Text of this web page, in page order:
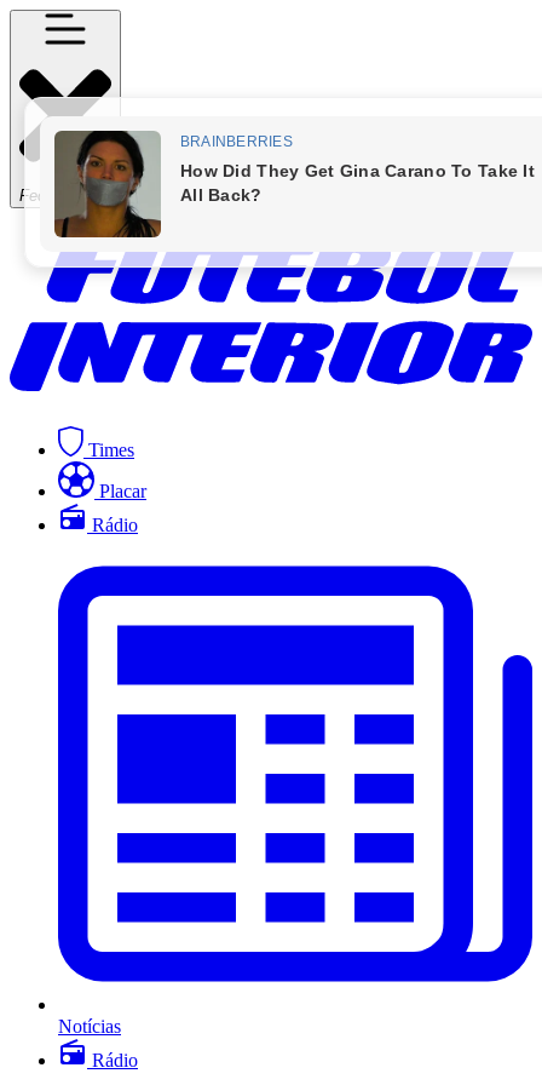
Fechar Menu
Times
Placar
Rádio
Notícias
Rádio